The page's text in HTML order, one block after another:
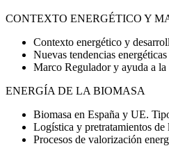
CONTEXTO ENERGÉTICO Y
Contexto energético y
Nuevas tendencias
Marco Regulador y ayuda a
ENERGÍA DE LA BIOMASA
Biomasa en España y UE.
Logística y pretratamientos de
Procesos de valorización